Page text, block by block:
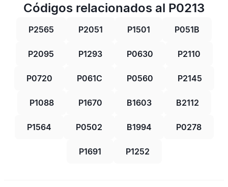
Códigos relacionados al P0213
P2565 P2051 P1501 P051B
P2095 P1293 P0630 P2110
P0720 P061C P0560 P2145
P1088 P1670 B1603 B2112
P1564 P0502 B1994 P0278
P1691 P1252